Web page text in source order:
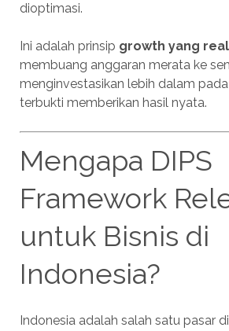
dioptimasi.
Ini adalah prinsip growth yang
membuang anggaran merata ke
menginvestasikan lebih dalam
terbukti memberikan hasil nyata.
Mengapa DIPS
Framework
untuk Bisnis di
Indonesia?
Indonesia adalah salah satu pasar